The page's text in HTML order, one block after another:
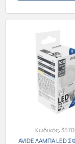
Κωδικός:
AVIDE ΛΑΜΠΑ LED